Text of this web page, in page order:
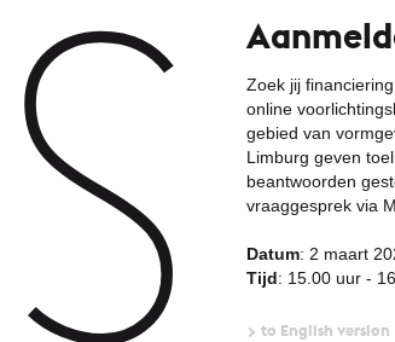
Zoek jij
online
gebied van
Limburg geven
beantwoorden
vraaggesprek via
Datum: 2 maart
Tijd: 15.00 uur -
to English version